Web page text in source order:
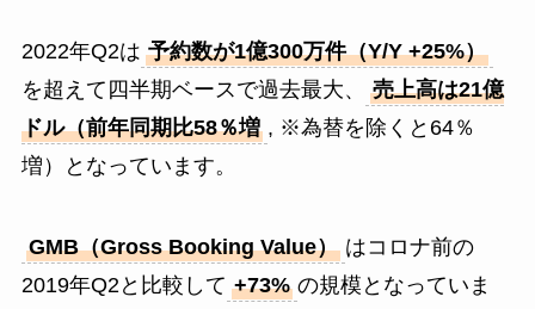
2022年Q2は 予約数が1億300万件（Y/Y +25%）
を超えて四半期ベースで過去最大、
売上高は21億
ドル（前年同期比58％増 , ※為替を除くと64％
増）となっています。
GMB（Gross Booking Value） はコロナ前の
2019年Q2と比較して +73% の規模となっていま